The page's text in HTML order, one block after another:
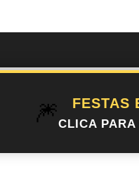
🎆 FESTAS
CLICA